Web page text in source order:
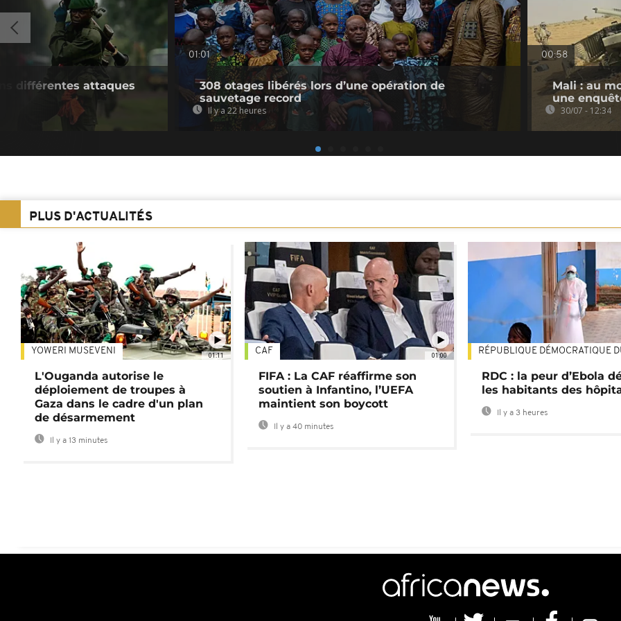
différentes attaques
01:01
308 otages libérés lors d’une opération de
sauvetage record
Il y a 22 heures
00:58
Mali : au
une
30/07 - 12:34
PLUS D'ACTUALITÉS
01:11
YOWERI MUSEVENI
L'Ouganda autorise le
déploiement de troupes à
Gaza dans le cadre d'un plan
de désarmement
Il y a 13 minutes
01:00
CAF
FIFA : La CAF réaffirme son
soutien à Infantino, l’UEFA
maintient son boycott
Il y a 40 minutes
RÉPUBLIQUE DÉMOCRATIQUE
RDC : la peur d’Ebola
les habitants des
Il y a 3 heures